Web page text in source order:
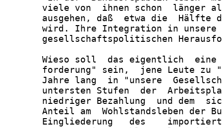
viele von  ihnen schon  länger
ausgehen, daß  etwa die  Hälfte
wird. Ihre Integration in
gesellschaftspolitischen
Wieso soll  das eigentlich
forderung" sein,  jene Leute zu
Jahre lang  in "unsere
untersten Stufen  der
niedriger Bezahlung  und dem
Anteil am  Wohlstandsleben der
Eingliederung   des